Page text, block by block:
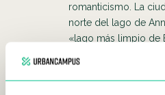
romanticismo. La
norte del lago de
«lago más limpio de
reforzado por dos
Veyrier-du-Lac, y